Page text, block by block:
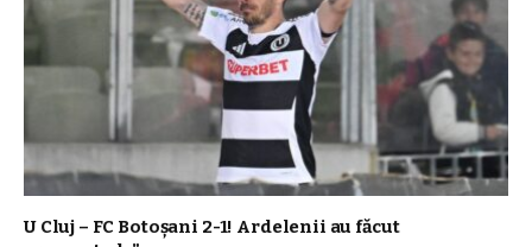
U Cluj – FC Botoșani 2-1! Ardelenii au făcut